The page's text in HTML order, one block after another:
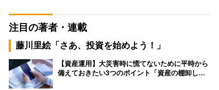
注目の著者・連載
藤川里絵「さあ、投資を始めよう！」
【資産運用】大災害時に慌てないために平時から
備えておきたい3つのポイント「資産の棚卸し…